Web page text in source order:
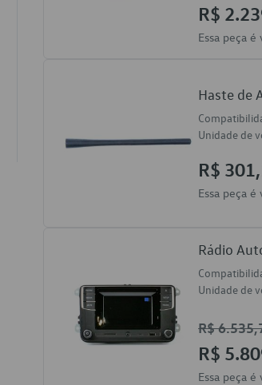
R$
Essa peça
Haste de
Unidade de
R$
Essa peça
Rádio
Unidade de
R$
R$
Essa peça